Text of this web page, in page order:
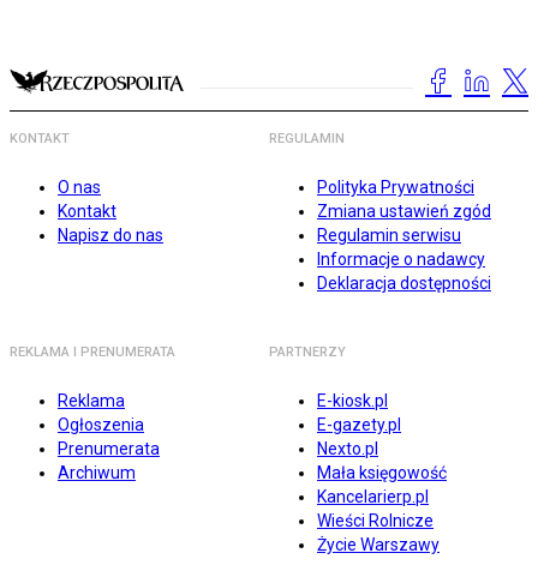
KONTAKT
O nas
Kontakt
Napisz do nas
REGULAMIN
Polityka Prywatności
Zmiana ustawień zgód
Regulamin serwisu
Informacje o nadawcy
Deklaracja dostępności
REKLAMA I PRENUMERATA
Reklama
Ogłoszenia
Prenumerata
Archiwum
PARTNERZY
E-kiosk.pl
E-gazety.pl
Nexto.pl
Mała księgowość
Kancelarierp.pl
Wieści Rolnicze
Życie Warszawy